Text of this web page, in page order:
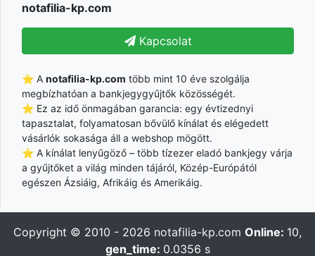
notafilia-kp.com
Kapcsolat
⭐ A notafilia-kp.com több mint 10 éve szolgálja
megbízhatóan a bankjegygyűjtők közösségét.
⭐ Ez az idő önmagában garancia: egy évtizednyi
tapasztalat, folyamatosan bővülő kínálat és elégedett
vásárlók sokasága áll a webshop mögött.
⭐ A kínálat lenyűgöző – több tízezer eladó bankjegy várja
a gyűjtőket a világ minden tájáról, Közép-Európától
egészen Ázsiáig, Afrikáig és Amerikáig.
Copyright © 2010 - 2026 notafilia-kp.com Online: 10,
gen_time: 0.0356 s